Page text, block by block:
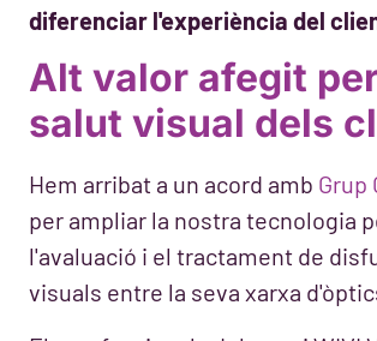
diferenciar l'experiència del
Alt valor afegit
salut visual dels
Hem arribat a un acord amb Grup
per ampliar la nostra tecnologia
l'avaluació i el tractament de
visuals entre la seva xarxa